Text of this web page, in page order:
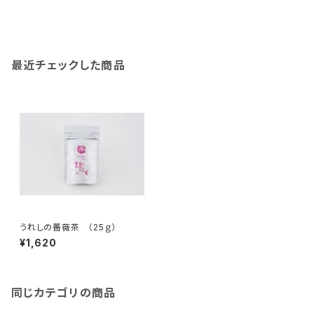
最近チェックした商品
うれしの薔薇茶 （25ｇ）
¥1,620
同じカテゴリの商品